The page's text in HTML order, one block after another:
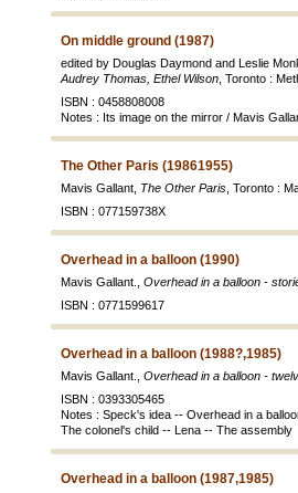
On middle ground (1987)
edited by Douglas Daymond and Leslie
Audrey Thomas, Ethel Wilson , Toronto :
ISBN : 0458808008
Notes : Its image on the mirror / Mavis
The Other Paris (19861955)
Mavis Gallant, The Other Paris , Toronto :
ISBN : 077159738X
Overhead in a balloon (1990)
Mavis Gallant., Overhead in a balloon -
ISBN : 0771599617
Overhead in a balloon (1988?,1985)
Mavis Gallant., Overhead in a balloon -
ISBN : 0393305465
Notes : Speck's idea -- Overhead in a
The colonel's child -- Lena -- The assembly
Overhead in a balloon (1987,1985)